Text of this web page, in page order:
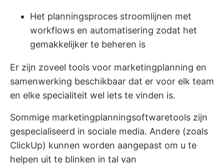
Het planningsproces stroomlijnen met
workflows en automatisering zodat het
gemakkelijker te beheren is
Er zijn zoveel tools voor marketingplanning en
samenwerking beschikbaar dat er voor elk team
en elke specialiteit wel iets te vinden is.
Sommige marketingplanningsoftwaretools zijn
gespecialiseerd in sociale media. Andere (zoals
ClickUp) kunnen worden aangepast om u te
helpen uit te blinken in tal van